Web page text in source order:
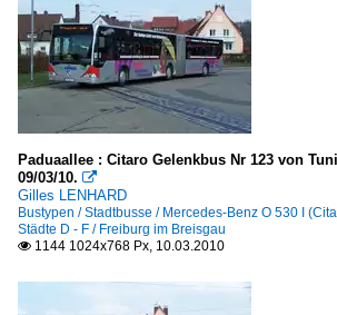
Paduaallee : Citaro Gelenkbus Nr 123 von
09/03/10. 
Gilles LENHARD
Bustypen / Stadtbusse / Mercedes-Benz O 530 I
Städte D - F / Freiburg im Breisgau
 1144 1024x768 Px, 10.03.2010